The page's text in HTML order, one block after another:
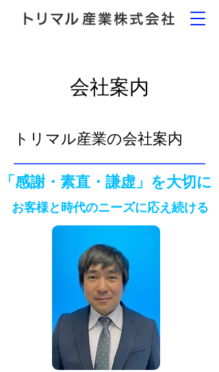
会社案内
トリマル産業の会社案内
「感謝・素直・謙虚」を大切に
お客様と時代のニーズに応え続ける